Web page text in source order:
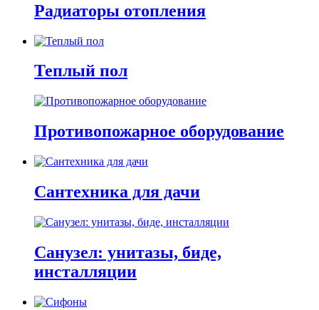
Радиаторы отопления
Теплый пол
Противопожарное оборудование
Сантехника для дачи
Санузел: унитазы, биде,
инсталляции